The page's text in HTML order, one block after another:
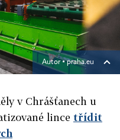
Autor ▪praha.eu
v Chrášťanech u
lince třídit